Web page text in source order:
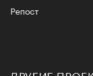
Репост